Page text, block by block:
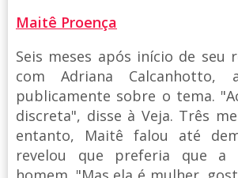
Maitê Proença
Seis meses após início de seu
com Adriana
publicamente sobre o tema.
discreta", disse à Veja. Três
entanto, Maitê falou até
revelou que preferia que a